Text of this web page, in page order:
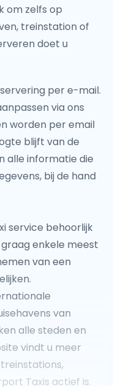
om zelfs op
treinstation of
doet u
per e-mail.
via ons
worden per email
blijft van de
alle informatie die
bij de hand
service behoorlijk
enkele meest
van een
van
alle steden en
vindt u meer
Taxis actief is.